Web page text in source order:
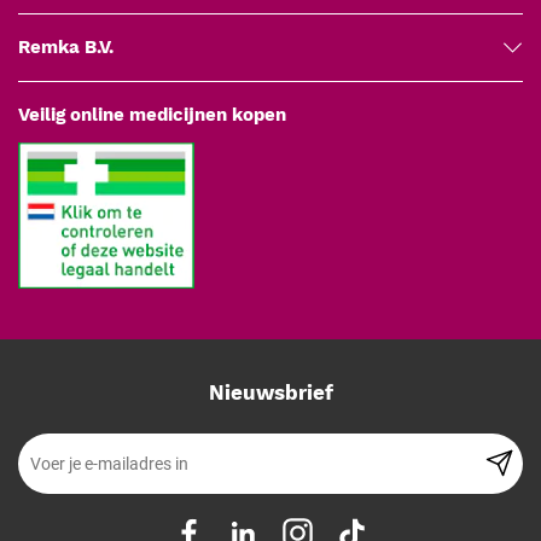
Remka B.V.
Veilig online medicijnen kopen
Nieuwsbrief